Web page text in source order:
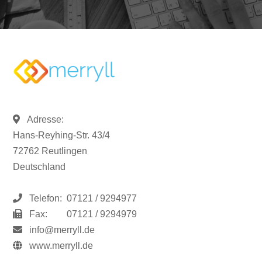
Adresse:
Hans-Reyhing-Str. 43/4
72762 Reutlingen
Deutschland
Telefon: 07121 / 9294977
Fax:
07121 / 9294979
info@merryll.de
www.merryll.de